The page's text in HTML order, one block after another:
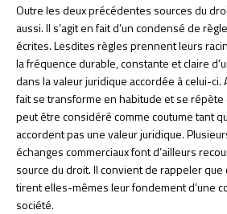
Outre les deux précédentes sources du
aussi. Il s’agit en fait d’un condensé de
écrites. Lesdites règles prennent leurs
la fréquence durable, constante et claire
dans la valeur juridique accordée à celui-ci.
fait se transforme en habitude et se répète
peut être considéré comme coutume tant
accordent pas une valeur juridique.
échanges commerciaux font d’ailleurs
source du droit. Il convient de rappeler
tirent elles-mêmes leur fondement d’une
société.